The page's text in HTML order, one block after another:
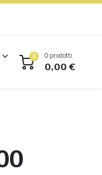
0 0 prodotti
0,00€